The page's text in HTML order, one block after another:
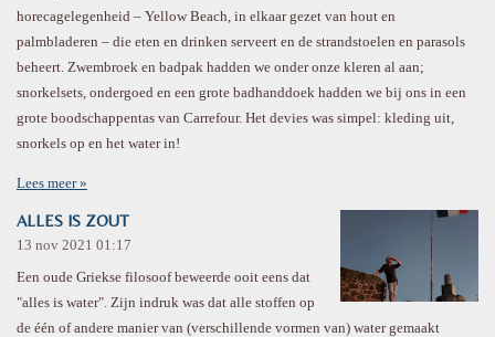
horecagelegenheid – Yellow Beach, in elkaar gezet van hout en
palmbladeren – die eten en drinken serveert en de strandstoelen en parasols
beheert. Zwembroek en badpak hadden we onder onze kleren al aan;
snorkelsets, ondergoed en een grote badhanddoek hadden we bij ons in een
grote boodschappentas van Carrefour. Het devies was simpel: kleding uit,
snorkels op en het water in!
Lees meer »
ALLES IS ZOUT
13 nov 2021 01:17
Een oude Griekse filosoof beweerde ooit eens dat
"alles is water". Zijn indruk was dat alle stoffen op
de één of andere manier van (verschillende vormen van) water gemaakt